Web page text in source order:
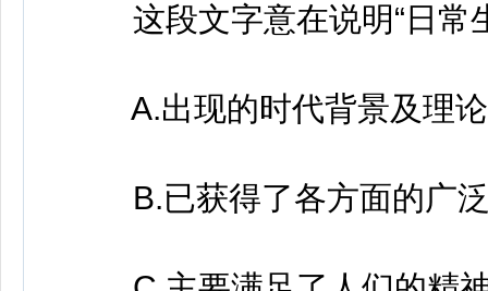
这段文字意在说明“日常
A.出现的时代背景及理
B.已获得了各方面的广